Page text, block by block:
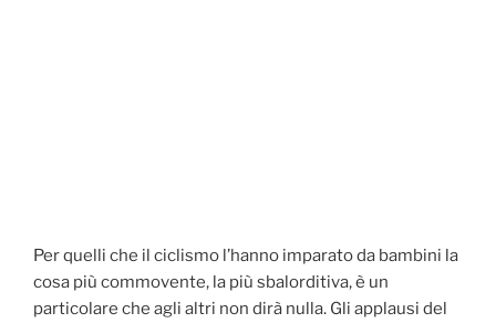
Per quelli che il ciclismo l’hanno imparato da bambini la
cosa più commovente, la più sbalorditiva, è un
particolare che agli altri non dirà nulla. Gli applausi del